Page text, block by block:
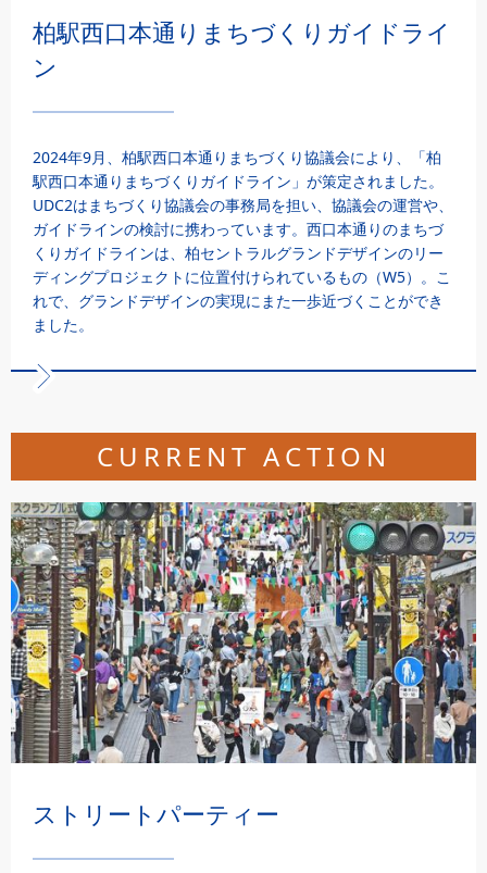
柏駅西口本通りまちづくりガイドライ
ン
2024年9月、柏駅西口本通りまちづくり協議会により、「柏
駅西口本通りまちづくりガイドライン」が策定されました。
UDC2はまちづくり協議会の事務局を担い、協議会の運営や、
ガイドラインの検討に携わっています。​ 西口本通りのまちづ
くりガイドラインは、柏セントラルグランドデザインのリー
ディングプロジェクトに位置付けられているもの（W5）。こ
れで、グランドデザインの実現にまた一歩近づくことができ
ました。
CURRENT ACTION
ストリートパーティー